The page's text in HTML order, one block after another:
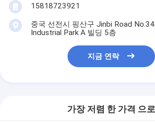
15818723921
중국 선전시 핑산구 Jinbi Road
Industrial Park A 빌딩 5층
지금 연락
가장 저렴 한 가격 으로